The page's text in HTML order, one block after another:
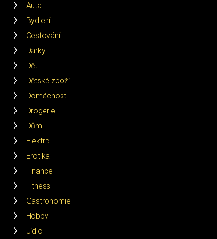
Auta
Bydlení
Cestování
Dárky
Děti
Dětské zboží
Domácnost
Drogerie
Dům
Elektro
Erotika
Finance
Fitness
Gastronomie
Hobby
Jídlo